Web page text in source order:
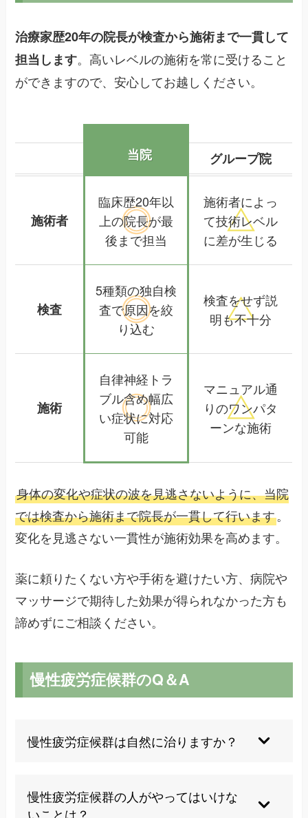
治療家歴20年の院長が検査から施術まで一貫して
担当します。高いレベルの施術を常に受けること
ができますので、安心してお越しください。
当院 グループ院
施術者
臨床歴20年以
上の院長が最
後まで担当
施術者によっ
て技術レベル
に差が生じる
検査
5種類の独自検
査で原因を絞
り込む
検査をせず説
明も不十分
施術
自律神経トラ
ブル含め幅広
い症状に対応
可能
マニュアル通
りのワンパタ
ーンな施術
身体の変化や症状の波を見逃さないように、当院
では検査から施術まで院長が一貫して行います。
変化を見逃さない一貫性が施術効果を高めます。
薬に頼りたくない方や手術を避けたい方、病院や
マッサージで期待した効果が得られなかった方も
諦めずにご相談ください。
慢性疲労症候群のQ＆A
慢性疲労症候群は自然に治りますか？
理により症状の改善は期待できます。早期の対処
と継続的なケアが重要です。
慢性疲労症候群の人がやってはいけな
いことは？